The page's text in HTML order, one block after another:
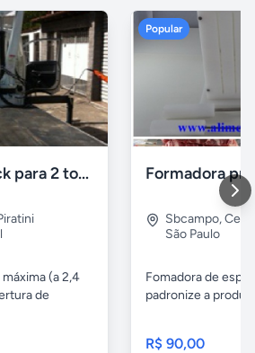
Guindaste munck para 2 toneladas
(a 2,4
de
Popular
Sbcampo,
São Paulo
Fomadora de
padronize a
R$ 90,00